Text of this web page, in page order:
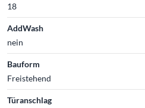
18
AddWash
nein
Bauform
Freistehend
Türanschlag